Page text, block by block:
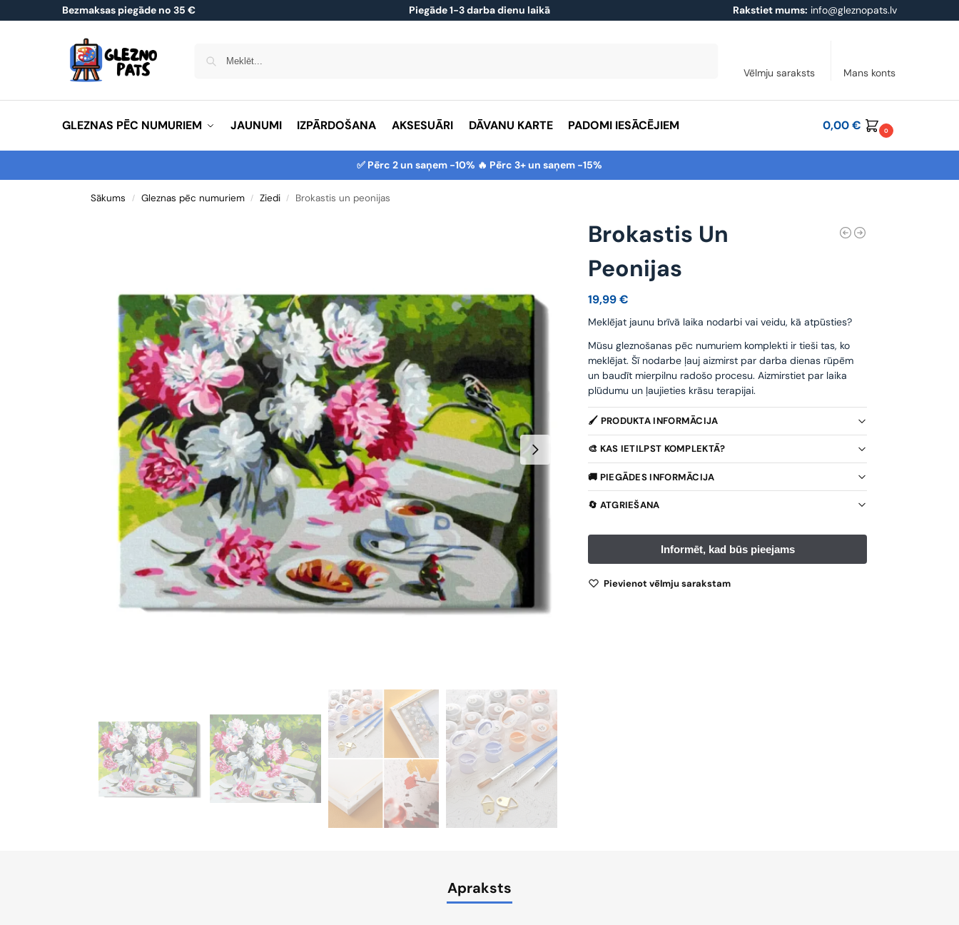
Bezmaksas piegāde no 35 € Piegāde 1-3 darba dienu laikā Rakstiet mums: info@gleznopats.lv
Vēlmju saraksts Mans konts
GLEZNAS PĒC NUMURIEM JAUNUMI IZPĀRDOŠANA AKSESUĀRI DĀVANU KARTE PADOMI IESĀCĒJIEM 0,00€ 0
✅ Pērc 2 un saņem -10% 🔥 Pērc 3+ un saņem -15%
Sākums / Gleznas pēc numuriem / Ziedi / Brokastis un peonijas
Brokastis Un
Peonijas
19,99€
Meklējat jaunu brīvā laika nodarbi vai veidu, kā atpūsties?
Mūsu gleznošanas pēc numuriem komplekti ir tieši tas, ko
meklējat. Šī nodarbe ļauj aizmirst par darba dienas rūpēm
un baudīt mierpilnu radošo procesu. Aizmirstiet par laika
plūdumu un ļaujieties krāsu terapijai.
🖌️ PRODUKTA INFORMĀCIJA
🎨 KAS IETILPST KOMPLEKTĀ?
🚚 PIEGĀDES INFORMĀCIJA
🔄 ATGRIEŠANA
Pievienot vēlmju sarakstam
Apraksts